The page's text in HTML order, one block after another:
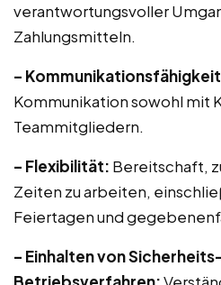
verantwortungsvoller
Zahlungsmitteln.
–
Kommunikation sowohl mit
Teammitgliedern.
– Flexibilität: Bereitschaft,
Zeiten zu arbeiten,
Feiertagen und
– Einhalten von